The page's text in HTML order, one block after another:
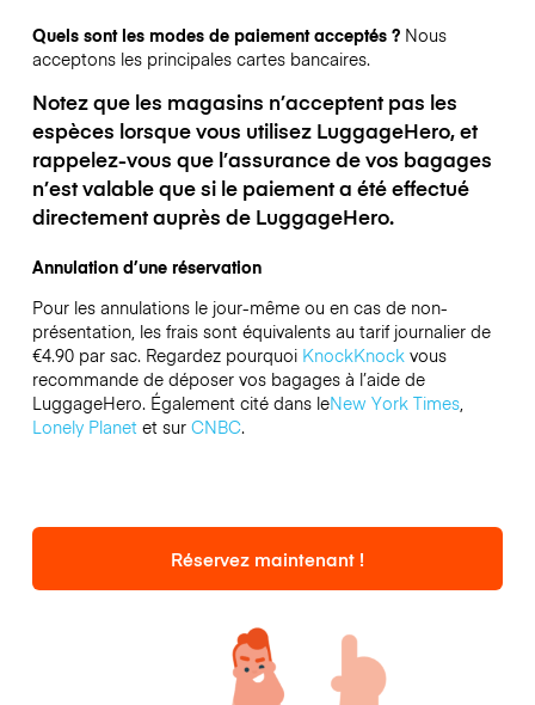
Quels sont les modes de paiement acceptés ? Nous
acceptons les principales cartes bancaires.
Notez que les magasins n’acceptent pas les
espèces lorsque vous utilisez LuggageHero, et
rappelez-vous que l’assurance de vos bagages
n’est valable que si le paiement a été effectué
directement auprès de LuggageHero.
Annulation d’une réservation
Pour les annulations le jour-même ou en cas de non-
présentation, les frais sont équivalents au tarif journalier de
€4.90 par sac. Regardez pourquoi KnockKnockvous
recommande de déposer vos bagages à l’aide de
LuggageHero. Également cité dans leNew York Times,
Lonely Planetet sur CNBC.
Réservez maintenant !